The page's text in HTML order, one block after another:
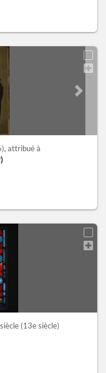
Next
, attribué à
(13e siècle)